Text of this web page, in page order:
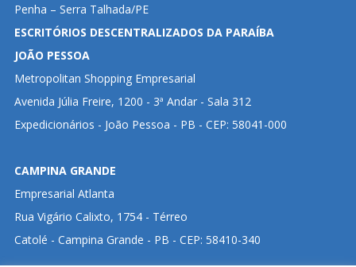
Penha – Serra Talhada/PE
ESCRITÓRIOS DESCENTRALIZADOS DA PARAÍBA
JOÃO PESSOA
Metropolitan Shopping Empresarial
Avenida Júlia Freire, 1200 - 3ª Andar - Sala 312
Expedicionários - João Pessoa - PB - CEP: 58041-000
CAMPINA GRANDE
Empresarial Atlanta
Rua Vigário Calixto, 1754 - Térreo
Catolé - Campina Grande - PB - CEP: 58410-340